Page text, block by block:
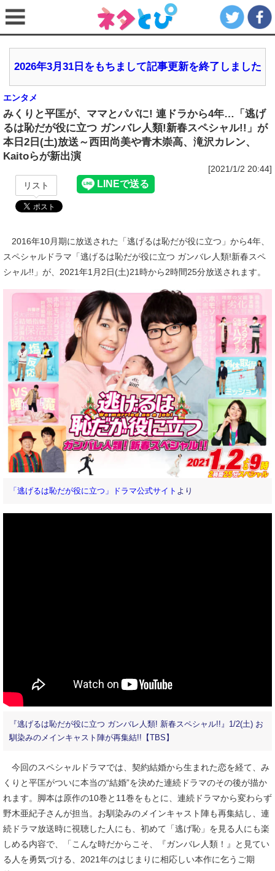
2026年3月31日をもちまして記事更新を終了しました
エンタメ
みくりと平匡が、ママとパパに! 連ドラから4年…「逃げ
るは恥だが役に立つ ガンバレ人類!新春スペシャル!!」が
本日2日(土)放送～西田尚美や青木崇高、滝沢カレン、
Kaitoらが新出演
[2021/1/2 20:44]
リスト
2016年10月期に放送された「逃げるは恥だが役に立つ」から4年、
スペシャルドラマ「逃げるは恥だが役に立つ ガンバレ人類!新春スペ
シャル!!」が、2021年1月2日(土)21時から2時間25分放送されます。
「逃げるは恥だが役に立つ」ドラマ公式サイト より
『逃げるは恥だが役に立つ ガンバレ人類! 新春スペシャル!!』1/2(土) お
馴染みのメインキャスト陣が再集結!!【TBS】
今回のスペシャルドラマでは、契約結婚から生まれた恋を経て、み
くりと平匡がついに本当の“結婚”を決めた連続ドラマのその後が描か
れます。脚本は原作の10巻と11巻をもとに、連続ドラマから変わらず
野木亜紀子さんが担当。お馴染みのメインキャスト陣も再集結し、連
続ドラマ放送時に視聴した人にも、初めて「逃げ恥」を見る人にも楽
しめる内容で、「こんな時だからこそ、『ガンバレ人類！』と見てい
る人を勇気づける、2021年のはじまりに相応しい本作に乞うご期